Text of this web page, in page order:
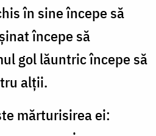
în sine începe să
începe să
gol lăuntric începe să
alții.
mărturisirea ei: